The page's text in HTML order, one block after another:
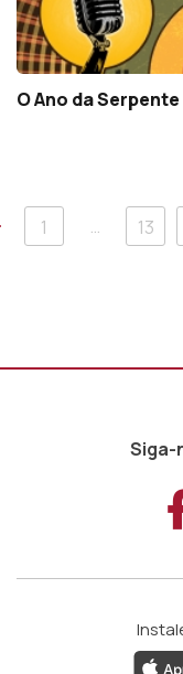
O Ano da Serpente
Anterior
1 … 13
Siga-